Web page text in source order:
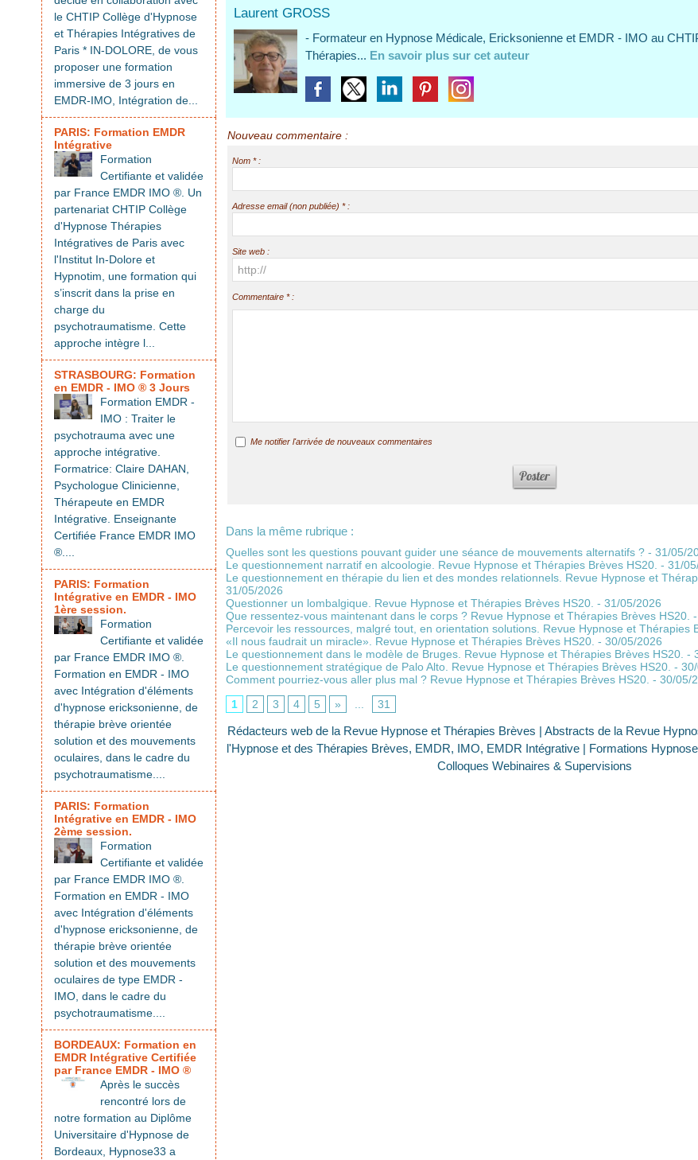
le CHTIP Collège d'Hypnose
et Thérapies Intégratives de
Paris * IN-DOLORE, de vous
proposer une formation
immersive de 3 jours en
EMDR-IMO, Intégration de...
PARIS: Formation EMDR
Intégrative
Formation
Certifiante et validée
par France EMDR IMO ®. Un
partenariat CHTIP Collège
d'Hypnose Thérapies
Intégratives de Paris avec
l'Institut In-Dolore et
Hypnotim, une formation qui
s’inscrit dans la prise en
charge du
psychotraumatisme. Cette
approche intègre l...
STRASBOURG: Formation
en EMDR - IMO ® 3 Jours
Formation EMDR -
IMO : Traiter le
psychotrauma avec une
approche intégrative.
Formatrice: Claire DAHAN,
Psychologue Clinicienne,
Thérapeute en EMDR
Intégrative. Enseignante
Certifiée France EMDR IMO
®....
PARIS: Formation
Intégrative en EMDR - IMO
1ère session.
Formation
Certifiante et validée
par France EMDR IMO ®.
Formation en EMDR - IMO
avec Intégration d'éléments
d'hypnose ericksonienne, de
thérapie brève orientée
solution et des mouvements
oculaires, dans le cadre du
psychotraumatisme....
PARIS: Formation
Intégrative en EMDR - IMO
2ème session.
Formation
Certifiante et validée
par France EMDR IMO ®.
Formation en EMDR - IMO
avec Intégration d'éléments
d'hypnose ericksonienne, de
thérapie brève orientée
solution et des mouvements
oculaires de type EMDR -
IMO, dans le cadre du
psychotraumatisme....
BORDEAUX: Formation en
EMDR Intégrative Certifiée
par France EMDR - IMO ®
Après le succès
rencontré lors de
notre formation au Diplôme
Universitaire d'Hypnose de
Bordeaux, Hypnose33 a
Laurent GROSS
- Formateur en Hypnose Médicale, Ericksonienne et EMDR - IMO au
Thérapies... En savoir plus sur cet auteur
Nouveau commentaire :
Nom * :
Adresse email (non publiée) * :
Site web :
Commentaire * :
Me notifier l'arrivée de nouveaux commentaires
Dans la même rubrique :
Quelles sont les questions pouvant guider une séance de mouvements alternatifs ? - 31/05/
Le questionnement narratif en alcoologie. Revue Hypnose et Thérapies Brèves HS20. - 31/
Le questionnement en thérapie du lien et des mondes relationnels. Revue Hypnose et
31/05/2026
Questionner un lombalgique. Revue Hypnose et Thérapies Brèves HS20. - 31/05/2026
Que ressentez-vous maintenant dans le corps ? Revue Hypnose et Thérapies Brèves HS20.
Percevoir les ressources, malgré tout, en orientation solutions. Revue Hypnose et Thérapies
«Il nous faudrait un miracle». Revue Hypnose et Thérapies Brèves HS20. - 30/05/2026
Le questionnement dans le modèle de Bruges. Revue Hypnose et Thérapies Brèves HS20. -
Le questionnement stratégique de Palo Alto. Revue Hypnose et Thérapies Brèves HS20. -
Comment pourriez-vous aller plus mal ? Revue Hypnose et Thérapies Brèves HS20. - 30/05/
1
2 3 4 5 » 31
Rédacteurs web de la Revue Hypnose et Thérapies Brèves | Abstracts de la Revue
l'Hypnose et des Thérapies Brèves, EMDR, IMO, EMDR Intégrative | Formations
Colloques Webinaires & Supervisions